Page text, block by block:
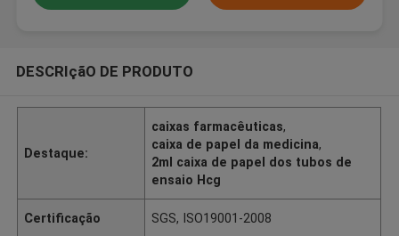
DESCRIçãO DE PRODUTO
Destaque:
caixas farmacêuticas,
caixa de papel da medicina,
2ml caixa de papel dos tubos de
ensaio Hcg
Certificação SGS, ISO19001-2008